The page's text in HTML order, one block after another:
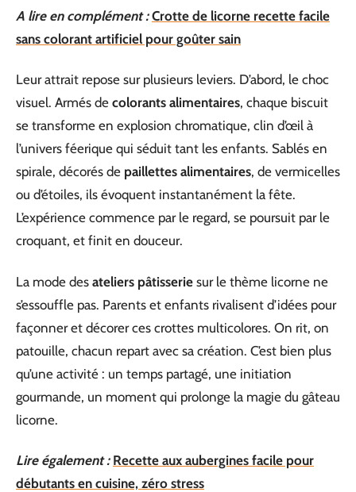
A lire en complément : Crotte de licorne recette facile
sans colorant artificiel pour goûter sain
Leur attrait repose sur plusieurs leviers. D’abord, le choc
visuel. Armés de colorants alimentaires, chaque biscuit
se transforme en explosion chromatique, clin d’œil à
l’univers féerique qui séduit tant les enfants. Sablés en
spirale, décorés de paillettes alimentaires, de vermicelles
ou d’étoiles, ils évoquent instantanément la fête.
L’expérience commence par le regard, se poursuit par le
croquant, et finit en douceur.
La mode des ateliers pâtisserie sur le thème licorne ne
s’essouffle pas. Parents et enfants rivalisent d’idées pour
façonner et décorer ces crottes multicolores. On rit, on
patouille, chacun repart avec sa création. C’est bien plus
qu’une activité : un temps partagé, une initiation
gourmande, un moment qui prolonge la magie du gâteau
licorne.
Lire également : Recette aux aubergines facile pour
débutants en cuisine, zéro stress